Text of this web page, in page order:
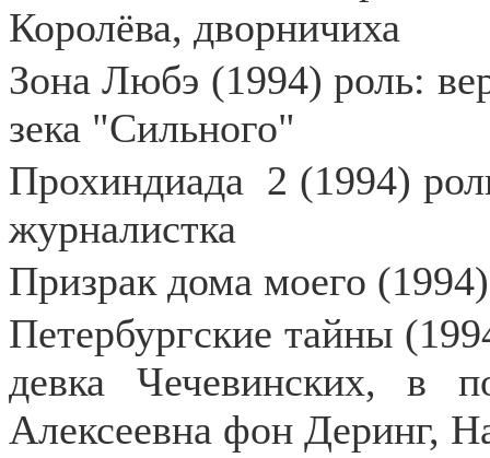
Королёва, дворничиха
Зона Любэ (1994) роль:
зека "Сильного"
Прохиндиада 2 (1994)
журналистка
Призрак дома моего
Петербургские тайны
девка Чечевинских, в
Алексеевна фон Деринг,